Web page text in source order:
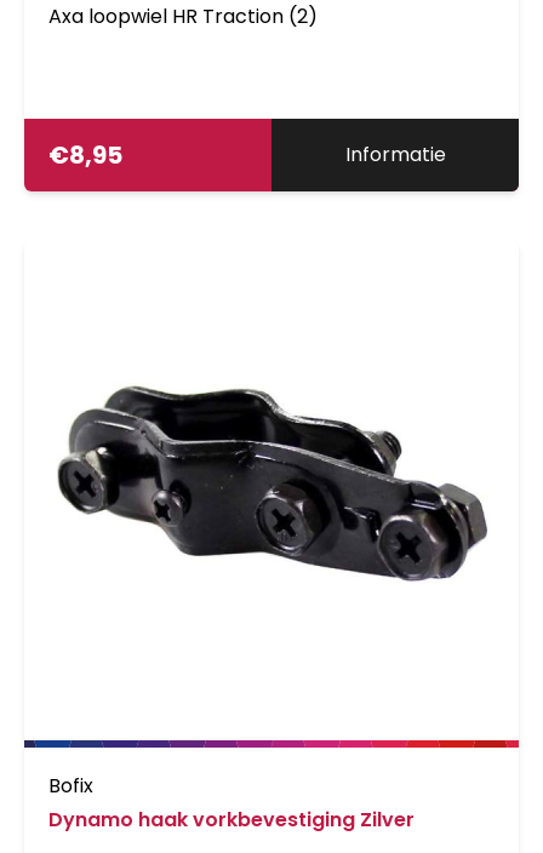
Axa loopwiel HR Traction (2)
€8,95 Informatie
Bofix
Dynamo haak vorkbevestiging Zilver